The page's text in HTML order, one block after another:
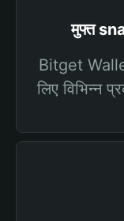
मुफ्त
Bitget
लिए विभिन्न